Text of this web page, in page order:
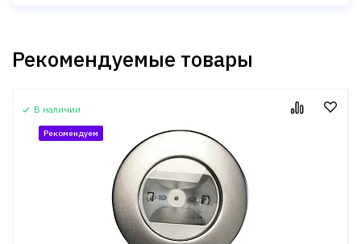
Рекомендуемые товары
В наличии
Рекомендуем